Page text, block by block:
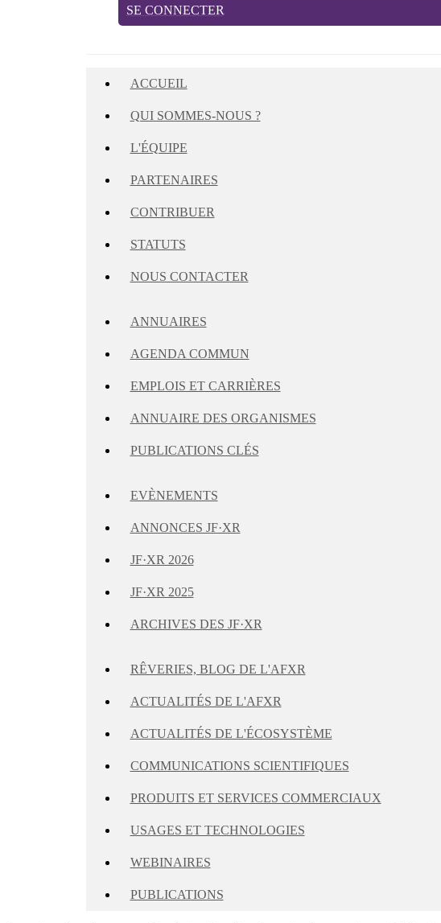
SE CONNECTER
ACCUEIL
QUI SOMMES-NOUS ?
L'ÉQUIPE
PARTENAIRES
CONTRIBUER
STATUTS
NOUS CONTACTER
ANNUAIRES
AGENDA COMMUN
EMPLOIS ET CARRIÈRES
ANNUAIRE DES ORGANISMES
PUBLICATIONS CLÉS
EVÈNEMENTS
ANNONCES JF·XR
JF·XR 2026
JF·XR 2025
ARCHIVES DES JF·XR
RÊVERIES, BLOG DE L'AFXR
ACTUALITÉS DE L'AFXR
ACTUALITÉS DE L'ÉCOSYSTÈME
COMMUNICATIONS SCIENTIFIQUES
PRODUITS ET SERVICES COMMERCIAUX
USAGES ET TECHNOLOGIES
WEBINAIRES
PUBLICATIONS